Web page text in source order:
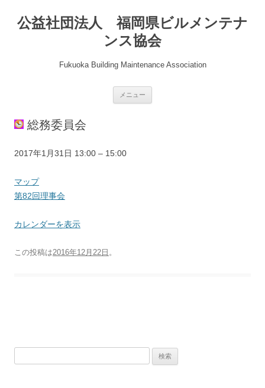
公益社団法人 福岡県ビルメンテナ
ンス協会
Fukuoka Building Maintenance Association
メニュー
総務委員会
第
回
理
会
2017年1月31日 13:00 – 15:00
マップ県
協
会
室
第82回理事会
カレンダーを表示
この投稿は2016年12月22日 。